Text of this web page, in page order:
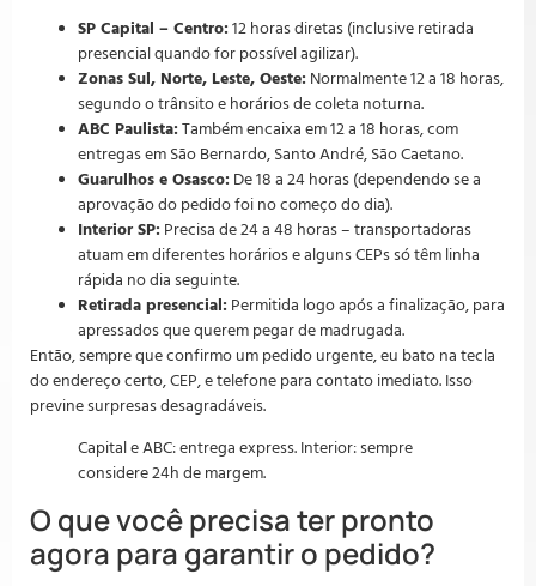
SP Capital – Centro: 12 horas diretas (inclusive retirada
presencial quando for possível agilizar).
Zonas Sul, Norte, Leste, Oeste: Normalmente 12 a 18 horas,
segundo o trânsito e horários de coleta noturna.
ABC Paulista: Também encaixa em 12 a 18 horas, com
entregas em São Bernardo, Santo André, São Caetano.
Guarulhos e Osasco: De 18 a 24 horas (dependendo se a
aprovação do pedido foi no começo do dia).
Interior SP: Precisa de 24 a 48 horas – transportadoras
atuam em diferentes horários e alguns CEPs só têm linha
rápida no dia seguinte.
Retirada presencial: Permitida logo após a finalização, para
apressados que querem pegar de madrugada.
Então, sempre que confirmo um pedido urgente, eu bato na tecla
do endereço certo, CEP, e telefone para contato imediato. Isso
previne surpresas desagradáveis.
Capital e ABC: entrega express. Interior: sempre
considere 24h de margem.
O que você precisa ter pronto
agora para garantir o pedido?